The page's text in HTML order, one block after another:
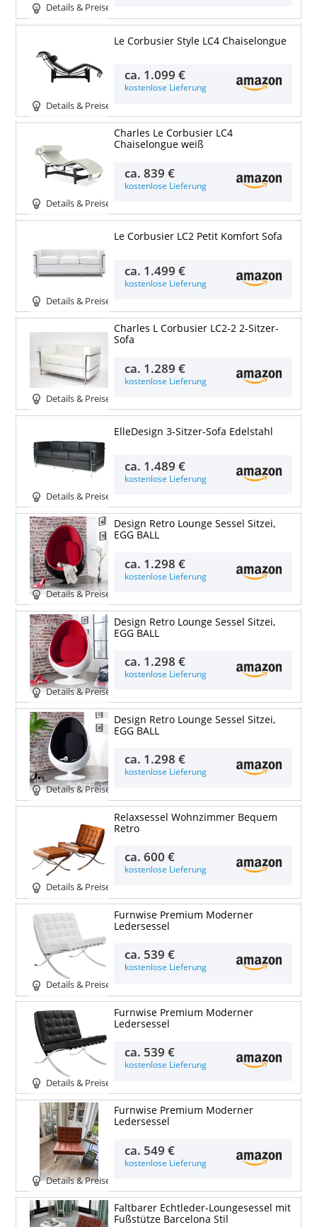
Details & Preise
Details & Preise
Le Corbusier Style LC4 Chaiselongue
ca. 1.099 €
kostenlose Lieferung
Details & Preise
Charles Le Corbusier LC4
Chaiselongue weiß
ca.839 €
kostenlose Lieferung
Details & Preise
Le Corbusier LC2 Petit Komfort Sofa
ca. 1.499 €
kostenlose Lieferung
Details & Preise
Charles L Corbusier LC2-2 2-Sitzer-
Sofa
ca. 1.289 €
kostenlose Lieferung
Details & Preise
ElleDesign 3-Sitzer-Sofa Edelstahl
ca. 1.489 €
kostenlose Lieferung
Details & Preise
Design Retro Lounge Sessel Sitzei,
EGG BALL
ca. 1.298 €
kostenlose Lieferung
Details & Preise
Design Retro Lounge Sessel Sitzei,
EGG BALL
ca. 1.298 €
kostenlose Lieferung
Details & Preise
Design Retro Lounge Sessel Sitzei,
EGG BALL
ca. 1.298 €
kostenlose Lieferung
Details & Preise
Relaxsessel Wohnzimmer Bequem
Retro
ca.600 €
kostenlose Lieferung
Details & Preise
Furnwise Premium Moderner
Ledersessel
ca. 539 €
kostenlose Lieferung
Details & Preise
Furnwise Premium Moderner
Ledersessel
ca. 539 €
kostenlose Lieferung
Details & Preise
Furnwise Premium Moderner
Ledersessel
ca. 549 €
kostenlose Lieferung
Faltbarer Echtleder-Loungesessel mit
Fußstütze Barcelona Stil